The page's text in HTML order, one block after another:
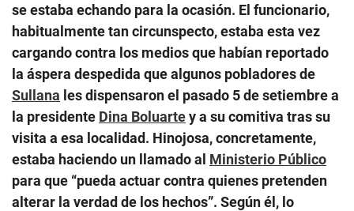
se estaba echando para la ocasión. El funcionario,
habitualmente tan circunspecto, estaba esta vez
cargando contra los medios que habían reportado
la áspera despedida que algunos pobladores de
Sullana les dispensaron el pasado 5 de setiembre a
la presidente Dina Boluartey a su comitiva tras su
visita a esa localidad. Hinojosa, concretamente,
estaba haciendo un llamado al Ministerio Público
para que “pueda actuar contra quienes pretenden
alterar la verdad de los hechos”. Según él, lo